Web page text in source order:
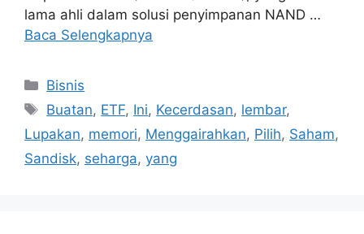
lama ahli dalam solusi penyimpanan NAND …
Baca Selengkapnya
Kategori
Bisnis
Tag
Buatan, ETF, Ini, Kecerdasan, lembar,
Lupakan, memori, Menggairahkan, Pilih, Saham,
Sandisk, seharga, yang